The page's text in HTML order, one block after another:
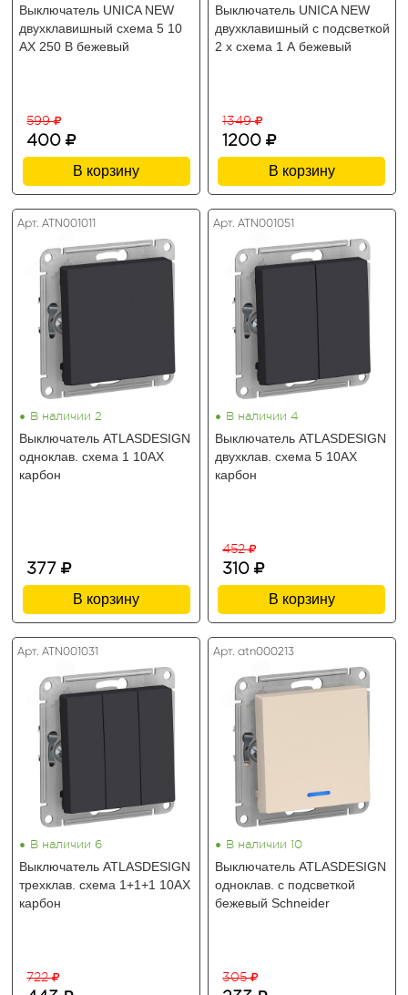
Выключатель UNICA NEW
двухклавишный схема 5 10
АХ 250 В бежевый
599
400
В корзину
Выключатель UNICA NEW
двухклавишный с подсветкой
2 х схема 1 А бежевый
1349
1200
В корзину
Арт. ATN001011
• В наличии 2
Выключатель ATLASDESIGN
одноклав. схема 1 10АХ
карбон
377
В корзину
Арт. ATN001051
• В наличии 4
Выключатель ATLASDESIGN
двухклав. схема 5 10АХ
карбон
452
310
В корзину
Арт. ATN001031
• В наличии 6
Выключатель ATLASDESIGN
трехклав. схема 1+1+1 10AX
карбон
722
Арт. atn000213
• В наличии 10
Выключатель ATLASDESIGN
одноклав. с подсветкой
бежевый Schneider
305